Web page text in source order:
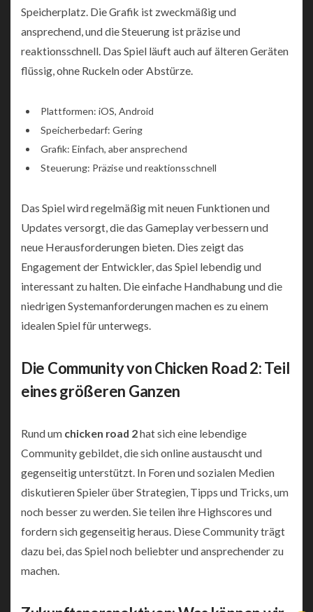
Speicherplatz. Die Grafik ist zweckmäßig und
ansprechend, und die Steuerung ist präzise und
reaktionsschnell. Das Spiel läuft auch auf älteren Geräten
flüssig, ohne Ruckeln oder Abstürze.
Plattformen: iOS, Android
Speicherbedarf: Gering
Grafik: Einfach, aber ansprechend
Steuerung: Präzise und reaktionsschnell
Das Spiel wird regelmäßig mit neuen Funktionen und
Updates versorgt, die das Gameplay verbessern und
neue Herausforderungen bieten. Dies zeigt das
Engagement der Entwickler, das Spiel lebendig und
interessant zu halten. Die einfache Handhabung und die
niedrigen Systemanforderungen machen es zu einem
idealen Spiel für unterwegs.
Die Community von Chicken Road 2: Teil
eines größeren Ganzen
Rund um chicken road 2hat sich eine lebendige
Community gebildet, die sich online austauscht und
gegenseitig unterstützt. In Foren und sozialen Medien
diskutieren Spieler über Strategien, Tipps und Tricks, um
noch besser zu werden. Sie teilen ihre Highscores und
fordern sich gegenseitig heraus. Diese Community trägt
dazu bei, das Spiel noch beliebter und ansprechender zu
machen.